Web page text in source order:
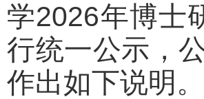
学2026年博士
行统一公示，
作出如下说明。